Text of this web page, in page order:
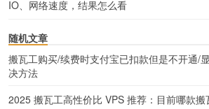
IO、网络速度，结果怎么看
随机文章
搬瓦工购买/续费时支付宝已扣款但是不开通/
决方法
2025 搬瓦工高性价比 VPS 推荐：目前哪款搬